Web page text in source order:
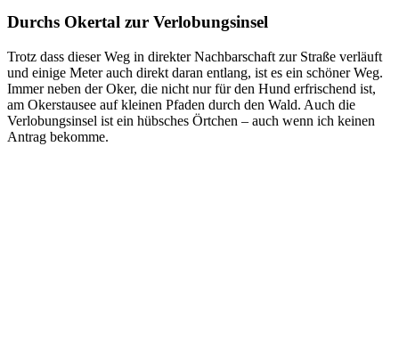
Durchs Okertal zur Verlobungsinsel
Trotz dass dieser Weg in direkter Nachbarschaft zur Straße verläuft
und einige Meter auch direkt daran entlang, ist es ein schöner Weg.
Immer neben der Oker, die nicht nur für den Hund erfrischend ist,
am Okerstausee auf kleinen Pfaden durch den Wald. Auch die
Verlobungsinsel ist ein hübsches Örtchen – auch wenn ich keinen
Antrag bekomme.